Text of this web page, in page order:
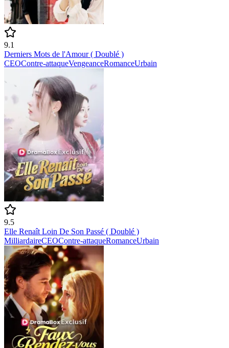
9.1
Derniers Mots de l'Amour ( Doublé )
CEOContre-attaqueVengeanceRomanceUrbain
9.5
Elle Renaît Loin De Son Passé ( Doublé )
MilliardaireCEOContre-attaqueRomanceUrbain